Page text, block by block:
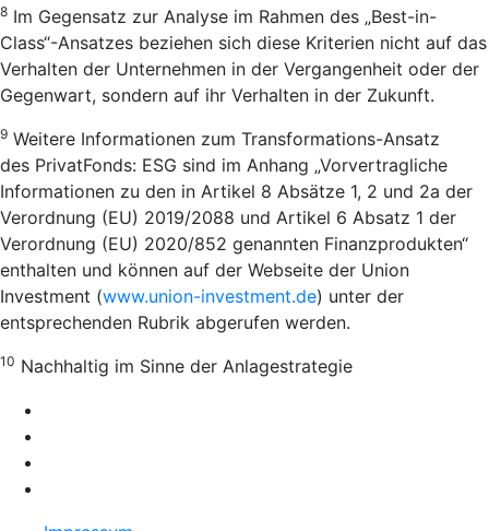
8 Im Gegensatz zur Analyse im Rahmen des „Best-in-
Class“-Ansatzes beziehen sich diese Kriterien nicht auf das
Verhalten der Unternehmen in der Vergangenheit oder der
Gegenwart, sondern auf ihr Verhalten in der Zukunft.
9 Weitere Informationen zum Transformations-Ansatz
des PrivatFonds: ESG sind im Anhang „Vorvertragliche
Informationen zu den in Artikel 8 Absätze 1, 2 und 2a der
Verordnung (EU) 2019/2088 und Artikel 6 Absatz 1 der
Verordnung (EU) 2020/852 genannten Finanzprodukten“
enthalten und können auf der Webseite der Union
Investment (www.union-investment.de) unter der
entsprechenden Rubrik abgerufen werden.
10 Nachhaltig im Sinne der Anlagestrategie